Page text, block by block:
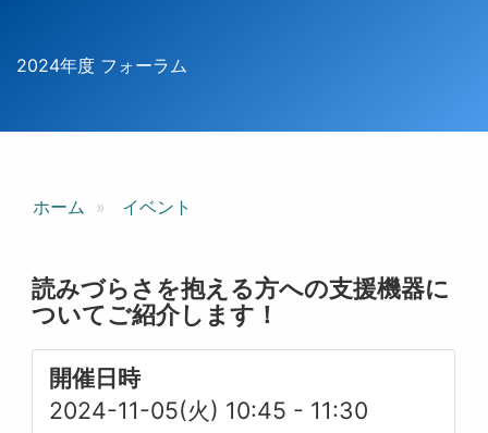
2024年度 フォーラム
ホーム イベント
読みづらさを抱える方への支援機器に
ついてご紹介します！
開催日時
2024-11-05(火) 10:45 - 11:30